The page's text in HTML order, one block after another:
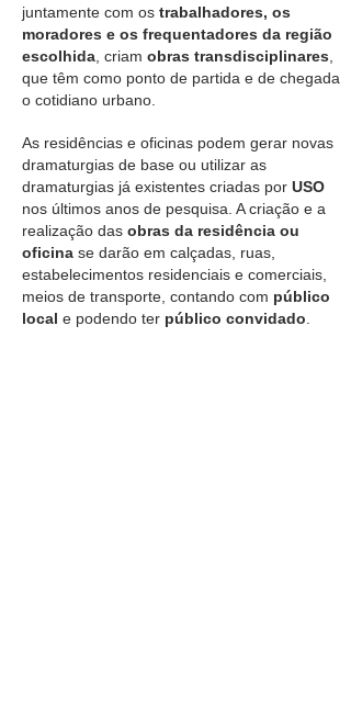
juntamente com os trabalhadores, os
moradores e os frequentadores da região
escolhida , criam obras transdisciplinares
que têm como ponto de partida e de chegada
o cotidiano urbano.
As residências e oficinas podem gerar novas
dramaturgias de base ou utilizar as
dramaturgias já existentes criadas por USO
nos últimos anos de pesquisa. A criação e a
realização das obras da residência ou
oficina se darão em calçadas, ruas,
estabelecimentos residenciais e comerciais,
meios de transporte, contando com público
local e podendo ter público convidado